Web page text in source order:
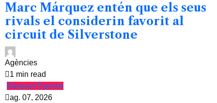
Marc Márquez entén que els seus
rivals el considerin favorit al
circuit de Silverstone
Agències
1 min read
Bàsquet Esports
ag. 07, 2026